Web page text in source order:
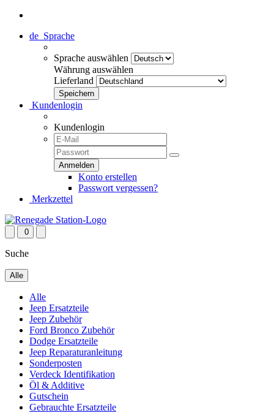
de Sprache
Sprache auswählen
Währung auswählen
Lieferland
Kundenlogin
Kundenlogin
Konto erstellen
Passwort vergessen?
Merkzettel
0
Suche
Alle
Alle
Jeep Ersatzteile
Jeep Zubehör
Ford Bronco Zubehör
Dodge Ersatzteile
Jeep Reparaturanleitung
Sonderposten
Verdeck Identifikation
Öl & Additive
Gutschein
Gebrauchte Ersatzteile